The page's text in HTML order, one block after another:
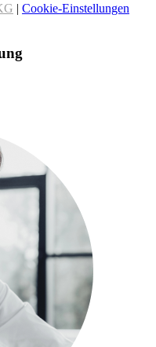
| Cookie-Einstellungen